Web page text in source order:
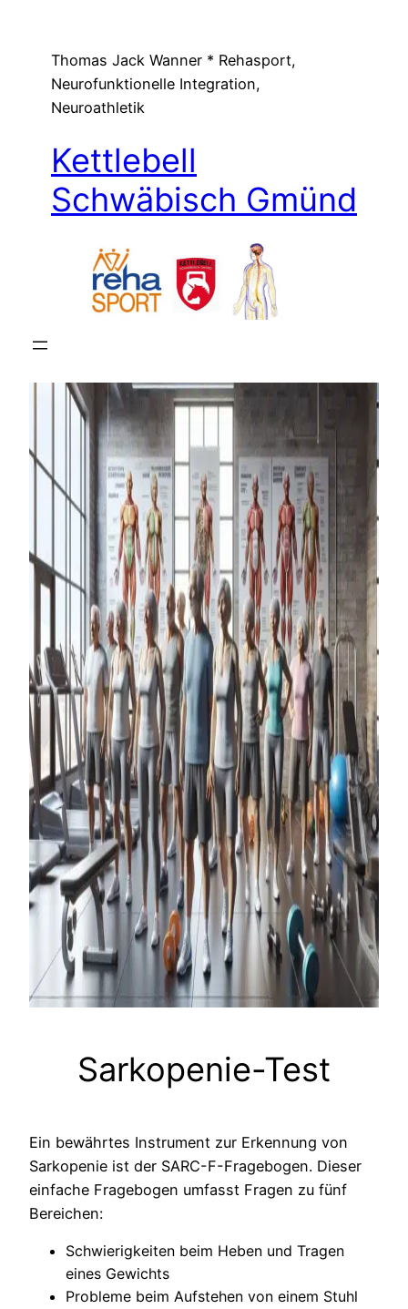
springenThomas Jack Wanner * Rehasport,
Neurofunktionelle Integration,
Neuroathletik
Kettlebell
Schwäbisch Gmünd
Sarkopenie-Test
Ein bewährtes Instrument zur Erkennung von
Sarkopenie ist der SARC-F-Fragebogen. Dieser
einfache Fragebogen umfasst Fragen zu fünf
Bereichen:
Schwierigkeiten beim Heben und Tragen
eines Gewichts
Probleme beim Aufstehen von einem Stuhl